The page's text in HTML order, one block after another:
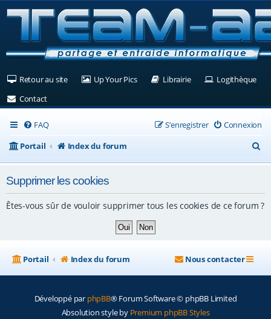
Retour au site(Ouvre un nouvel onglet)
Up Your Pics(Ouvre un nouvel onglet)
Librairie(Ouvre un nouvel
Logithèque
Contact(Ouvre un nouvel onglet)
FAQ Connexion
S’enregistrer
Portail
Index du forum
e
Supprimer les cookies
Êtes-vous sûr de vouloir supprimer tous les cookies de ce forum ?
Portail Index du forum Nous contacter
Développé par phpBB® Forum Software © phpBB Limited
Absolution style by Premium phpBB Styles